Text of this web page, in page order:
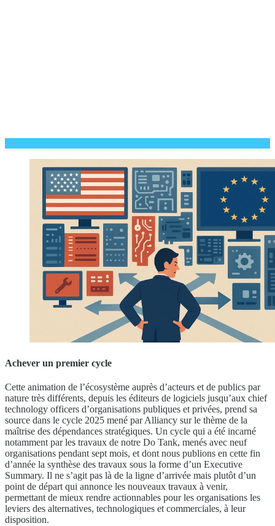
Achever un premier cycle
Cette animation de l’écosystème auprès d’acteurs et de publics par
nature très différents, depuis les éditeurs de logiciels jusqu’aux chief
technology officers d’organisations publiques et privées, prend sa
source dans le cycle 2025 mené par Alliancy sur le thème de la
maîtrise des dépendances stratégiques. Un cycle qui a été incarné
notamment par les travaux de notre Do Tank, menés avec neuf
organisations pendant sept mois, et dont nous publions en cette fin
d’année la synthèse des travaux sous la forme d’un Executive
Summary. Il ne s’agit pas là de la ligne d’arrivée mais plutôt d’un
point de départ qui annonce les nouveaux travaux à venir,
permettant de mieux rendre actionnables pour les organisations les
leviers des alternatives, technologiques et commerciales, à leur
disposition.